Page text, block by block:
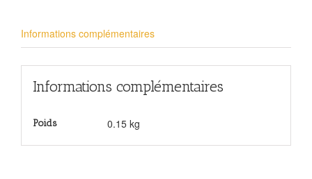
Informations complémentaires
Informations complémentaires
Poids 0.15 kg